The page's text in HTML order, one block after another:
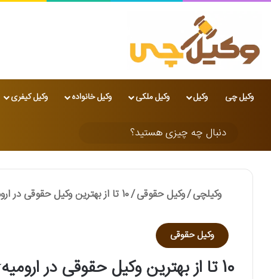
وکیل چی وکیل وکیل ملکی وکیل خانواده وکیل کیفری
تغییر پوسته
چه
هستید؟
وکیلچی/وکیل حقوقی/10 تا از بهترین وکیل حقوقی در ارومیه⭐【سال1405】⚖️
وکیل حقوقی
10 تا از بهترین وکیل حقوقی در ارومیه⭐【سال1405】⚖️